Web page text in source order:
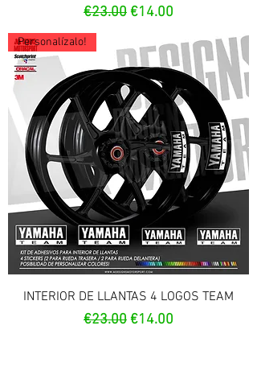
Regular Price
€23.00Sale Price
€14.00
Personalízalo!
INTERIOR DE LLANTAS 4 LOGOS TEAM
Regular Price
€23.00Sale Price
€14.00